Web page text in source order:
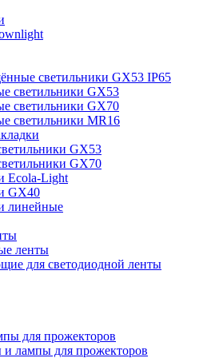
светильники GX53 IP65
светильники GX53
светильники GX70
светильники MR16
GX53
GX70
Ecola-Light
GX40
линейные
ленты
для светодиодной ленты
для прожекторов
лампы для прожекторов